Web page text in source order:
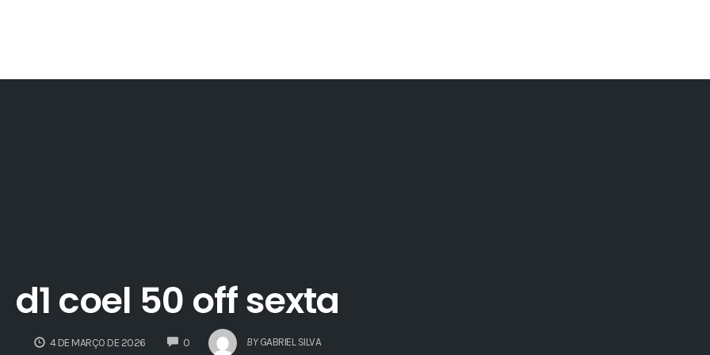
d1 coel 50 off sexta
4 DE MARÇO DE 2026 0COMMENTS BY GABRIEL SILVA